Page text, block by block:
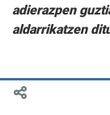
adierazpen
aldarrikatzen